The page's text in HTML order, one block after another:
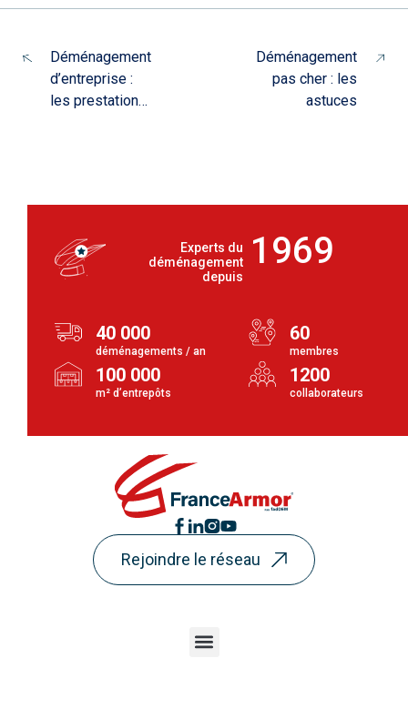
Déménagement
d’entreprise :
les prestations
Déménagement
pas cher : les
astuces
Experts du
déménagement
depuis
1969
40 000
déménagements / an
60
membres
100 000
m² d’entrepôts
1200
collaborateurs
Rejoindre le réseau